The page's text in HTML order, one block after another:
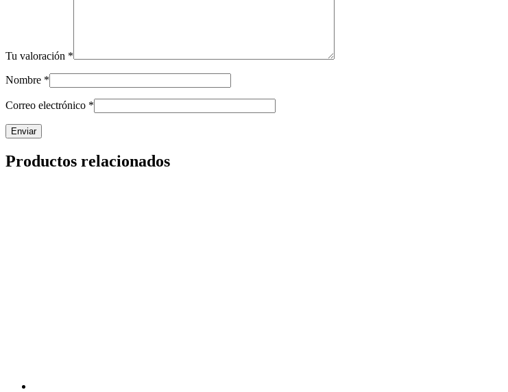
Tu valoración *
Nombre *
Correo electrónico *
Productos relacionados